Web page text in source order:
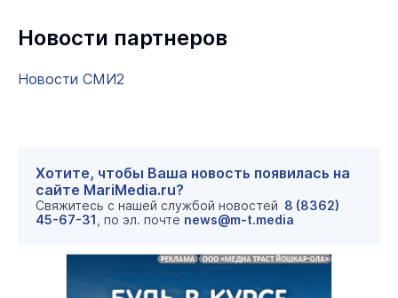
Новости партнеров
Новости СМИ2
Хотите, чтобы Ваша новость появилась на
сайте MariMedia.ru?
Свяжитесь с нашей службой новостей 8 (8362)
45-67-31 , по эл. почте news@m-t.media